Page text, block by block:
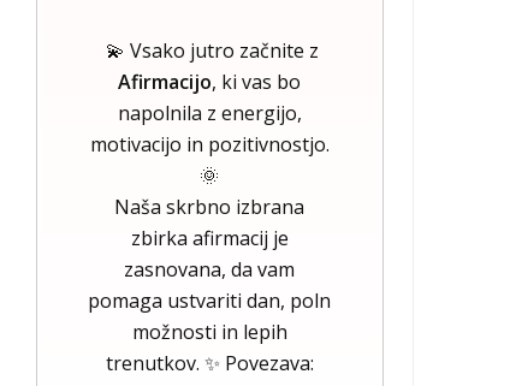
💫 Vsako jutro začnite z
Afirmacijo, ki vas bo
napolnila z energijo,
motivacijo in pozitivnostjo.
🌞
Naša skrbno izbrana
zbirka afirmacij je
zasnovana, da vam
pomaga ustvariti dan, poln
možnosti in lepih
trenutkov. ✨ Povezava: